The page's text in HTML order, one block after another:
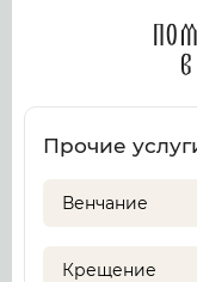
Прочие
Венчание
Крещение